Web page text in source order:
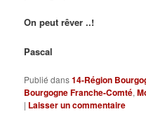
On peut rêver ..!
Pascal
Publié dans14-Région
Bourgogne Franche-Comté,
| Laisser un commentaire